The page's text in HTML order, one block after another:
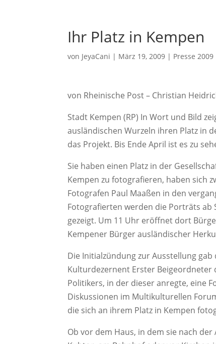
Ihr Platz in Kempen
von JeyaCani | März 19, 2009 | Presse 2009
von Rheinische Post – Christian
Stadt Kempen (RP) In Wort und Bild
ausländischen Wurzeln ihren Platz in
das Projekt. Bis Ende April ist es zu
Sie haben einen Platz in der
Kempen zu fotografieren, haben sich
Fotografen Paul Maaßen in den
Fotografierten werden die Porträts ab
gezeigt. Um 11 Uhr eröffnet dort
Kempener Bürger ausländischer
Die Initialzündung zur Ausstellung
Kulturdezernent Erster Beigeordneter
Politikers, in der dieser anregte, eine
Diskussionen im Multikulturellen
die sich an ihrem Platz in Kempen
Ob vor dem Haus, in dem sie nach